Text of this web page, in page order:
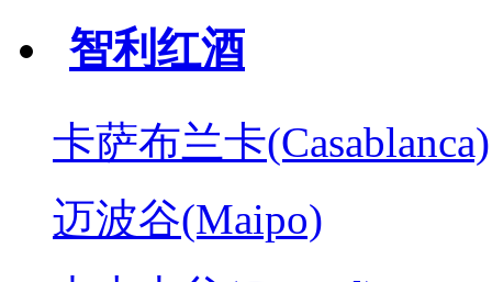
智利红酒
卡萨布兰卡(Casablanca)
迈波谷(Maipo)